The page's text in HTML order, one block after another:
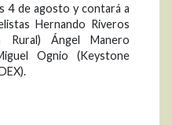
4 de agosto y contará a
Hernando Riveros
Rural) Ángel Manero
Ognio (Keystone